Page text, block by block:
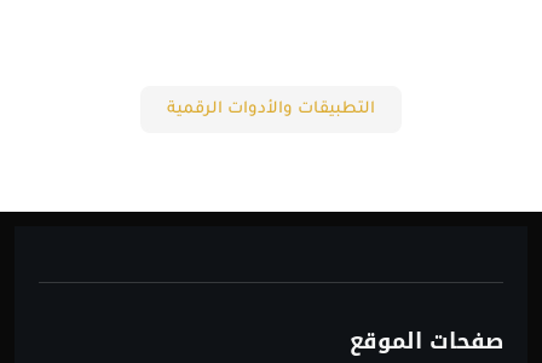
التطبيقات والأدوات الرقمية
صفحات الموقع